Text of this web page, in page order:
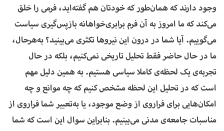
وجود دارند که همان‌طور که خودتان هم گفته‌اید، فرمی را خلق
می‌کند که ما امروز به آن فرم برابری‌خواهانه بازپس‌گیری سیاست
می‌گوییم. آیا شما در درون این نیروها تکثری می‌بینید؟ به‌هرحال،
ما در حال حاضر فقط تحلیل تاریخی نمی‌کنیم، بلکه در حال
تجربه‌ی یک لحظه‌ی کاملا سیاسی هستیم. به همین دلیل مهم
است که در تحلیل این لحظه مشخص کنیم که چه موانع و چه
امکان‌هایی برای فراروی از وضع موجود، یا به‌تعبیر شما فراروی از
مناسبات جامعه‌ی مدنی می‌بینیم. بنابراین سوال این است که شما